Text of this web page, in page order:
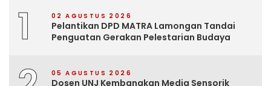
1 02 AGUSTUS 2026
Pelantikan DPD MATRA Lamongan Tandai
Penguatan Gerakan Pelestarian Budaya
05 AGUSTUS 2026
Dosen UNJ Kembangkan Media Sensorik